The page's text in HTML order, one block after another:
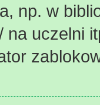
np. w
na uczelni